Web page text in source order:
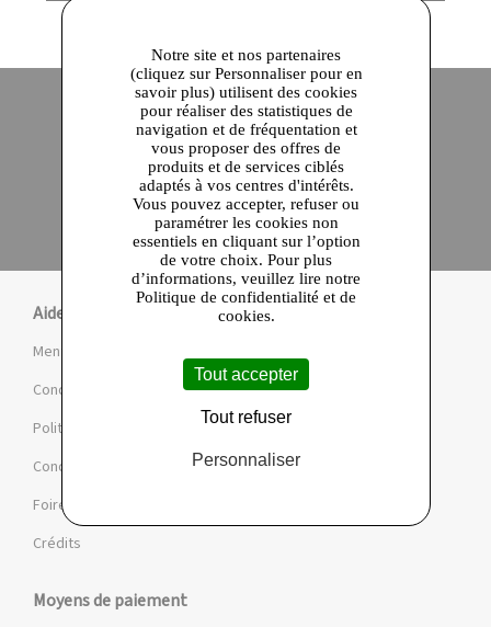
Site officiel Paiement en ligne sécurisé
Click and collect
en 24 heures
Qualité garantie
Aide
Mentions légales et CGU
Conditions de la Marketplace
Politique de confidentialité et de cookies
Conditions des offres et jeux
Foire aux questions
Crédits
Moyens de paiement
Notre site et nos partenaires
(cliquez sur Personnaliser pour en
savoir plus) utilisent des cookies
pour réaliser des statistiques de
navigation et de fréquentation et
vous proposer des offres de
produits et de services ciblés
adaptés à vos centres d'intérêts.
Vous pouvez accepter, refuser ou
paramétrer les cookies non
essentiels en cliquant sur l’option
de votre choix. Pour plus
d’informations, veuillez lire notre
Politique de confidentialité et de
cookies.
Tout accepter
Tout refuser
Personnaliser